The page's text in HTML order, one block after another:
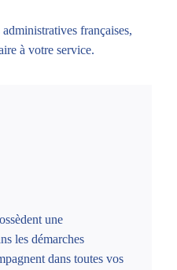
françaises,
à votre service.
une
les démarches
dans toutes vos